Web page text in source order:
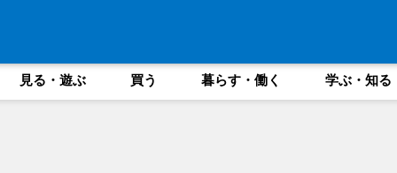
見る・遊ぶ 買う 暮らす・働く 学ぶ・知る